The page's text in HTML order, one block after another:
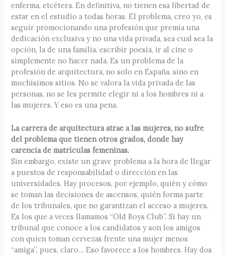
enferma, etcétera. En definitiva, no tienen esa libertad de
estar en el estudio a todas horas. El problema, creo yo, es
seguir promocionando una profesión que premia una
dedicación exclusiva y no una vida privada, sea cual sea la
opción, la de una familia, escribir poesía, ir al cine o
simplemente no hacer nada. Es un problema de la
profesión de arquitectura, no solo en España, sino en
muchísimos sitios. No se valora la vida privada de las
personas, no se les permite elegir ni a los hombres ni a
las mujeres. Y eso es una pena.
La carrera de arquitectura atrae a las mujeres, no sufre
del problema que tienen otros grados, donde hay
carencia de matrículas femeninas.
Sin embargo, existe un grave problema a la hora de llegar
a puestos de responsabilidad o dirección en las
universidades. Hay procesos, por ejemplo, quién y cómo
se toman las decisiones de ascensos, quién forma parte
de los tribunales, que no garantizan el acceso a mujeres.
Es los que a veces llamamos “Old Boys Club”. Si hay un
tribunal que conoce a los candidatos y son los amigos
con quien toman cervezas frente una mujer menos
“amiga”, pues, claro… Eso favorece a los hombres. Hay dos